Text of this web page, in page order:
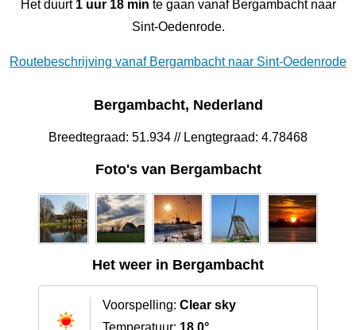
Het duurt 1 uur 18 min te gaan vanaf Bergambacht naar
Sint-Oedenrode.
Routebeschrijving vanaf Bergambacht naar Sint-Oedenrode
Bergambacht, Nederland
Breedtegraad: 51.934 // Lengtegraad: 4.78468
Foto's van Bergambacht
Het weer in Bergambacht
Voorspelling: Clear sky